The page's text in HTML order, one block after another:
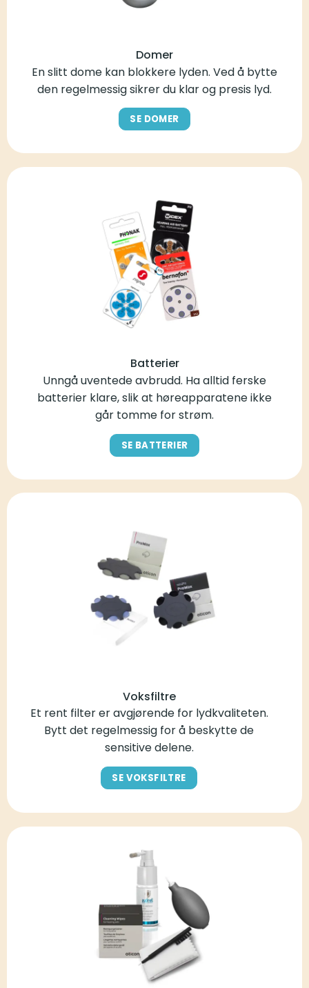
Domer
En slitt dome kan blokkere lyden. Ved å bytte
den regelmessig sikrer du klar og presis lyd.
SE DOMER
Batterier
Unngå uventede avbrudd. Ha alltid ferske
batterier klare, slik at høreapparatene ikke
går tomme for strøm.
SE BATTERIER
Voksfiltre
Et rent filter er avgjørende for lydkvaliteten.
Bytt det regelmessig for å beskytte de
sensitive delene.
SE VOKSFILTRE